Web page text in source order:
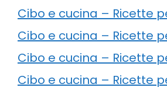
Cibo e cucina – Ricette
Cibo e cucina – Ricette
Cibo e cucina – Ricette
Cibo e cucina – Ricette